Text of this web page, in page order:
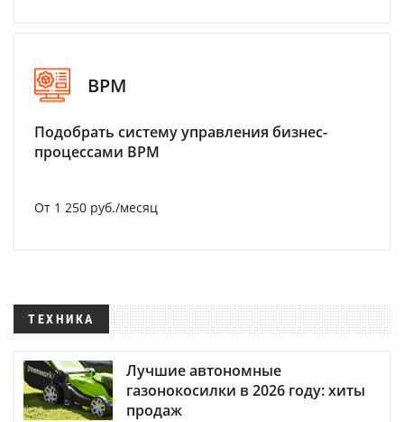
BPM
Подобрать систему управления бизнес-
процессами BPM
От 1 250 руб./месяц
ТЕХНИКА
Лучшие автономные
газонокосилки в 2026 году: хиты
продаж